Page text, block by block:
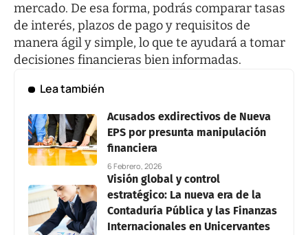
mercado. De esa forma, podrás comparar tasas
de interés, plazos de pago y requisitos de
manera ágil y simple, lo que te ayudará a tomar
decisiones financieras bien informadas.
Lea también
Acusados exdirectivos de Nueva
EPS por presunta manipulación
financiera
6 Febrero, 2026
Visión global y control
estratégico: La nueva era de la
Contaduría Pública y las Finanzas
Internacionales en Unicervantes